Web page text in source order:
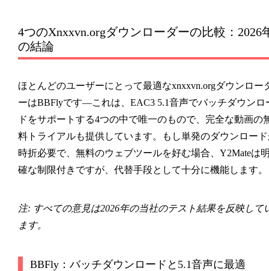
4つのXnxxvn.orgダウンローダーの比較：2026
の結論
ほとんどのユーザーにとって最適なxnxxvn.orgダウンロー
ーはBBFlyです—これは、EAC3 5.1音声でバッチダウンロ
ドをサポートする4つの中で唯一のもので、完全な動画の
料トライアルも提供しています。もし単発のダウンロー
時折必要で、無料のウェブツールを好む場合、Y2Mateは
確な制限付きですが、代替手段として十分に機能します。
注: すべての意見は2026年の当社のテスト結果を反映して
ます。
BBFly：バッチダウンロードと5.1音声に最適